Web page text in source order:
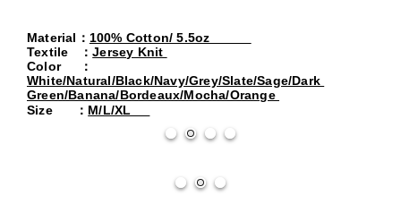
Material ： 100% Cotton/ 5.5oz
Textile
：Jersey Knit
Color
：
White/Natural/Black/Navy/Grey/Slate/Sage/Dark
Green/Banana/Bordeaux/Mocha/Orange
Size
： M/L/XL